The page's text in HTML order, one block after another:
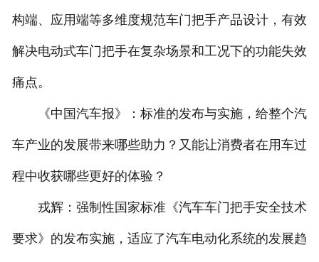
构端、应用端等多维度规范车门把手产品设计，有效
解决电动式车门把手在复杂场景和工况下的功能失效
痛点。
《中国汽车报》：标准的发布与实施，给整个汽
车产业的发展带来哪些助力？又能让消费者在用车过
程中收获哪些更好的体验？
戎辉：强制性国家标准《汽车车门把手安全技术
要求》的发布实施，适应了汽车电动化系统的发展趋